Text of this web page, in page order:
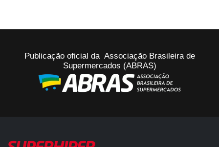
Publicação oficial da Associação Brasileira de
Supermercados (ABRAS)